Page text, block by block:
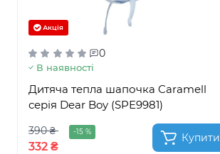
Акція
0
В наявності
Дитяча тепла шапочка Caramell
серія Dear Boy (SPE9981)
390 ₴ -15 %
332 ₴
Купити